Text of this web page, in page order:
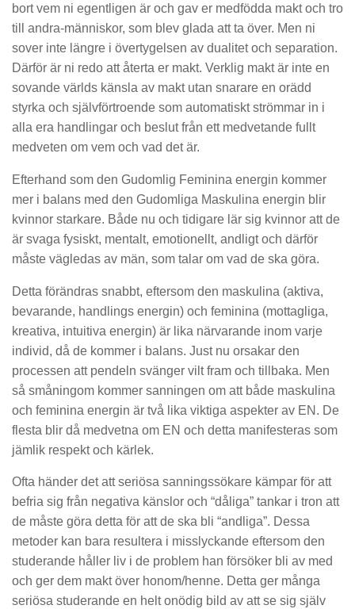
bort vem ni egentligen är och gav er medfödda makt och tro
till andra-människor, ​​som blev glada att ta över. Men ni
sover inte längre i övertygelsen av dualitet och separation.
Därför är ni redo att återta er makt. Verklig makt är inte en
sovande världs känsla av makt utan snarare en orädd
styrka och självförtroende som automatiskt strömmar in i
alla era handlingar och beslut från ett medvetande fullt
medveten om vem och vad det är.
Efterhand som den Gudomlig Feminina energin kommer
mer i balans med den Gudomliga Maskulina energin blir
kvinnor starkare. Både nu och tidigare lär sig kvinnor att de
är svaga fysiskt, mentalt, emotionellt, andligt och därför
måste vägledas av män, som talar om vad de ska göra.
Detta förändras snabbt, eftersom den maskulina (aktiva,
bevarande, handlings energin) och feminina (mottagliga,
kreativa, intuitiva energin) är lika närvarande inom varje
individ, då de kommer i balans. Just nu orsakar den
processen att pendeln svänger vilt fram och tillbaka. Men
så småningom kommer sanningen om att både maskulina
och feminina energin är två lika viktiga aspekter av EN. De
flesta blir då medvetna om EN och detta manifesteras som
jämlik respekt och kärlek.
Ofta händer det att seriösa sanningssökare kämpar för att
befria sig från negativa känslor och “dåliga” tankar i tron ​​att
de måste göra detta för att de ska bli “andliga”. Dessa
metoder kan bara resultera i misslyckande eftersom den
studerande håller liv i de problem han försöker bli av med
och ger dem makt över honom/henne. Detta ger många
seriösa studerande en helt onödig bild av att se sig själv